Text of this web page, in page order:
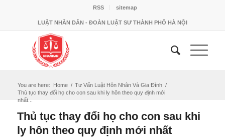
RSS sitemap
LUẬT NHÂN DÂN - ĐOÀN LUẬT SƯ THÀNH PHỐ HÀ NỘI
You are here: Home / Tư Vấn Luật Hôn Nhân Và Gia Đình /
Thủ tục thay đổi họ cho con sau khi ly hôn theo quy định mới
nhất...
Thủ tục thay đổi họ cho con sau khi
ly hôn theo quy định mới nhất